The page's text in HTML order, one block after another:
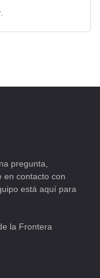
pregunta,
en contacto con
está aquí para
la Frontera